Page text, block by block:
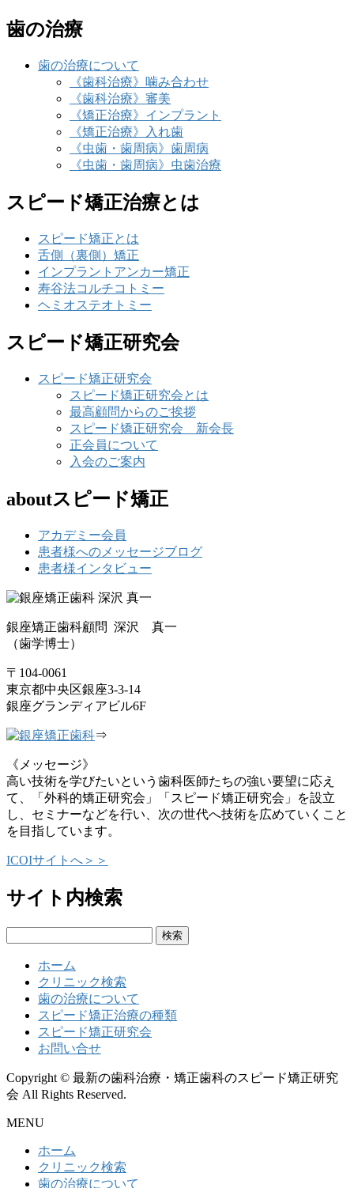
歯の治療
歯の治療について
《歯科治療》噛み合わせ
《歯科治療》審美
《矯正治療》インプラント
《矯正治療》入れ歯
《虫歯・歯周病》歯周病
《虫歯・歯周病》虫歯治療
スピード矯正治療とは
スピード矯正とは
舌側（裏側）矯正
インプラントアンカー矯正
寿谷法コルチコトミー
ヘミオステオトミー
スピード矯正研究会
スピード矯正研究会
スピード矯正研究会とは
最高顧問からのご挨拶
スピード矯正研究会 新会長
正会員について
入会のご案内
aboutスピード矯正
アカデミー会員
患者様へのメッセージブログ
患者様インタビュー
銀座矯正歯科顧問 深沢 真一
（歯学博士）
〒104-0061
東京都中央区銀座3-3-14
銀座グランディアビル6F
⇒
《メッセージ》
高い技術を学びたいという歯科医師たちの強い要望に応え
て、「外科的矯正研究会」「スピード矯正研究会」を設立
し、セミナーなどを行い、次の世代へ技術を広めていくこと
を目指しています。
ICOIサイトへ＞＞
サイト内検索
ホーム
クリニック検索
歯の治療について
スピード矯正治療の種類
スピード矯正研究会
お問い合せ
Copyright © 最新の歯科治療・矯正歯科のスピード矯正研究
会 All Rights Reserved.
MENU
ホーム
クリニック検索
歯の治療について